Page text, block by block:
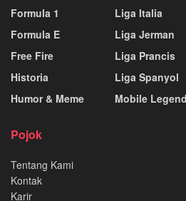
Formula 1
Formula E
Free Fire
Historia
Humor & Meme
Liga Italia
Liga Jerman
Liga Prancis
Liga Spanyol
Mobile Legend
Pojok
Tentang Kami
Kontak
Karir